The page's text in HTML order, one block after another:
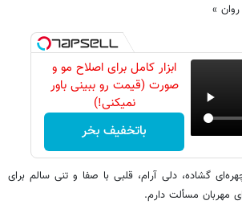
»
ابزار کامل برای اصلاح مو و
صورت (قیمت رو ببینی باور
نمیکنی!)
باتخفیف بخر
گشاده، دلی آرام، قلبی با صفا و تنی سالم برای
مهربان مسألت دارم.